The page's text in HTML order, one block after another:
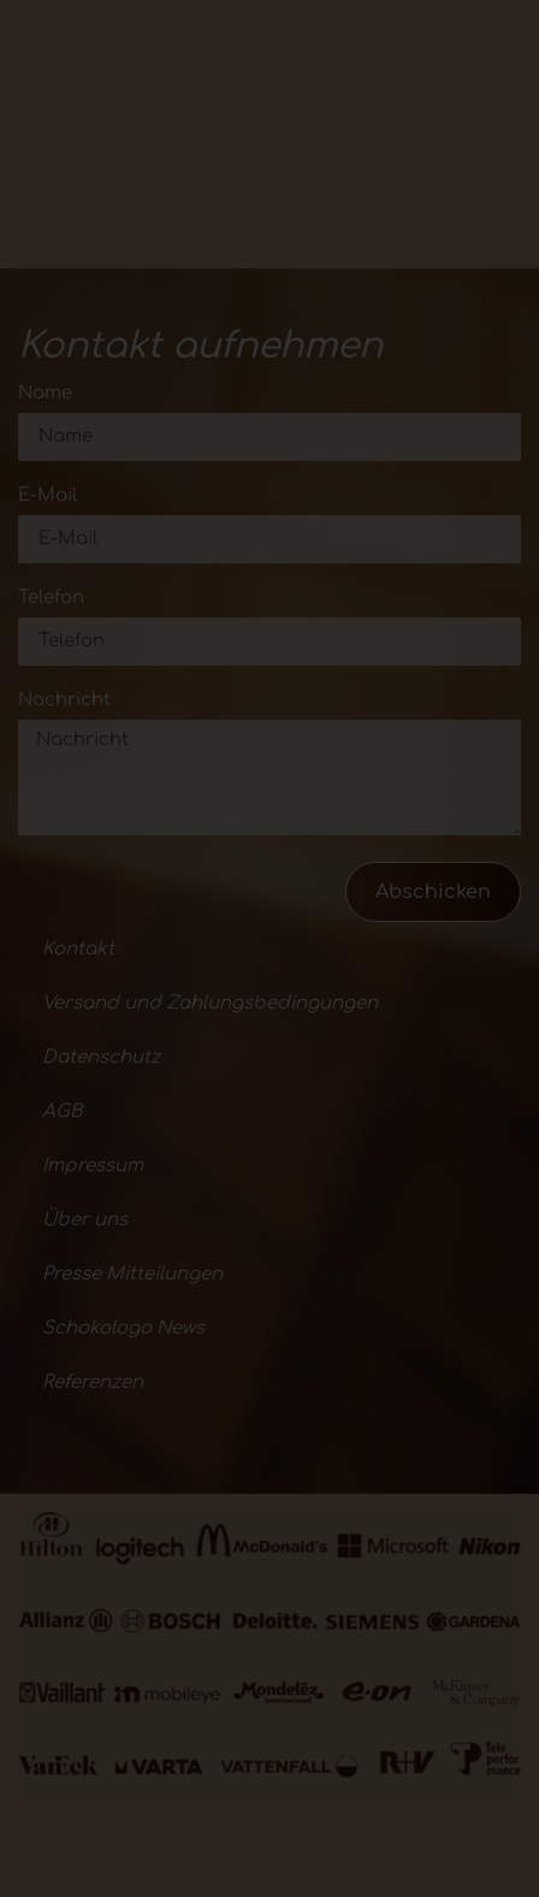
Kontakt aufnehmen
Name
E-Mail
Telefon
Nachricht
Abschicken
Kontakt
Versand und Zahlungsbedingungen
Datenschutz
AGB
Impressum
Über uns
Presse Mitteilungen
Schokologo News
Referenzen